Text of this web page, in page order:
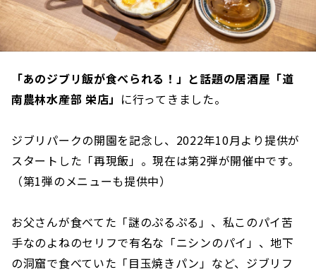
「あのジブリ飯が食べられる！」と話題の居酒屋「道
南農林水産部 栄店」 に行ってきました。
ジブリパークの開園を記念し、2022年10月より提供が
スタートした「再現飯」。現在は第2弾が開催中です。
（第1弾のメニューも提供中）
お父さんが食べてた「謎のぷるぷる」、私このパイ苦
手なのよねのセリフで有名な「ニシンのパイ」、地下
の洞窟で食べていた「目玉焼きパン」など、ジブリフ